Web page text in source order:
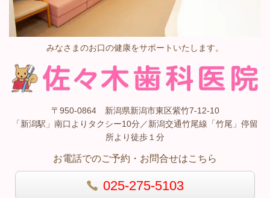
みなさまのお口の健康をサポートいたします。
〒950-0864 新潟県新潟市東区紫竹7-12-10
「新潟駅」南口よりタクシー10分／新潟交通竹尾線「竹尾」停留
所より徒歩１分
お電話でのご予約・お問合せはこちら
025-275-5103